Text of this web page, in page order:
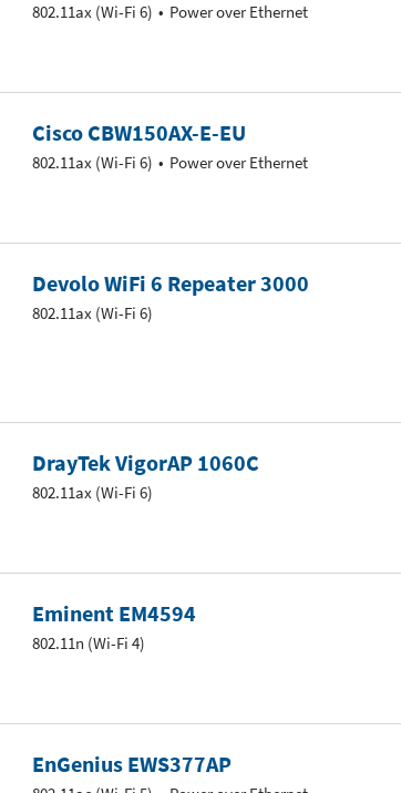
802.11ax (Wi-Fi 6) Power over Ethernet
Cisco CBW150AX-E-EU
802.11ax (Wi-Fi 6) Power over Ethernet
Devolo WiFi 6 Repeater 3000
802.11ax (Wi-Fi 6)
DrayTek VigorAP 1060C
802.11ax (Wi-Fi 6)
Eminent EM4594
802.11n (Wi-Fi 4)
EnGenius EWS377AP